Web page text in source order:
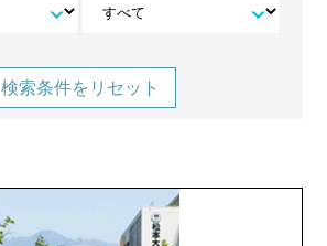
検索条件をリセット